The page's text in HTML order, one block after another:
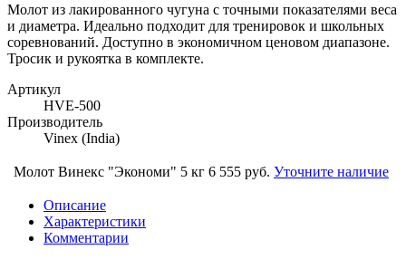
Молот из лакированного чугуна с точными показателями веса
и диаметра. Идеально подходит для тренировок и школьных
соревнований. Доступно в экономичном ценовом диапазоне.
Тросик и рукоятка в комплекте.
Артикул
HVE-500
Производитель
Vinex (India)
Молот Винекс "Экономи" 5 кг 6 555 руб. Уточните наличие
Описание
Характеристики
Комментарии